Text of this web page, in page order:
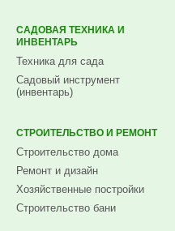
САДОВАЯ ТЕХНИКА И
ИНВЕНТАРЬ
Техника для сада
Садовый инструмент
(инвентарь)
СТРОИТЕЛЬСТВО И РЕМОНТ
Строительство дома
Ремонт и дизайн
Хозяйственные постройки
Строительство бани